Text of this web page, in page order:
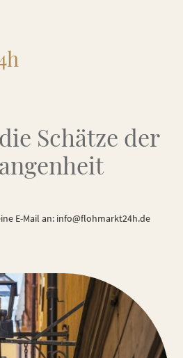
Schätze der
E-Mail an: info@flohmarkt24h.de